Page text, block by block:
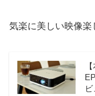
気楽に美しい映像楽